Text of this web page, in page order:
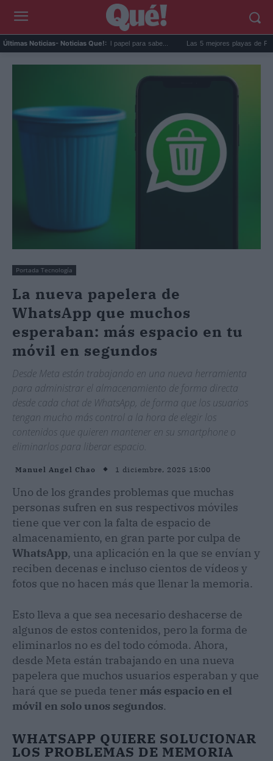
Últimas Noticias- Noticias Que!:
la nevera: el truco del papel para sabe... Las 5 mejores playas de Formentera
Portada Tecnología
La nueva papelera de
WhatsApp que muchos
esperaban: más espacio en tu
móvil en segundos
Desde Meta están trabajando en una nueva herramienta
para administrar el almacenamiento de forma directa
desde cada chat de WhatsApp, de forma que los usuarios
tengan mucho más control a la hora de elegir los
contenidos que quieren mantener en su smartphone o
eliminarlos para liberar espacio.
Manuel Angel Chao 1 diciembre, 2025 15:00
Uno de los grandes problemas que muchas
personas sufren en sus respectivos móviles
tiene que ver con la falta de espacio de
almacenamiento, en gran parte por culpa de
WhatsApp, una aplicación en la que se envían y
reciben decenas e incluso cientos de vídeos y
fotos que no hacen más que llenar la memoria.
Esto lleva a que sea necesario deshacerse de
algunos de estos contenidos, pero la forma de
eliminarlos no es del todo cómoda. Ahora,
desde Meta están trabajando en una nueva
papelera que muchos usuarios esperaban y que
hará que se pueda tener más espacio en el
móvil en solo unos segundos.
WHATSAPP QUIERE SOLUCIONAR
LOS PROBLEMAS DE MEMORIA